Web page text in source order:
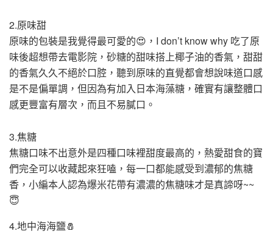
2.原味甜
原味的包裝是我覺得最可愛的😍，I don’t know why 吃了原
味後超想帶去電影院，砂糖的甜味搭上椰子油的香氣，甜甜
的香氣久久不絕於口腔，聽到原味的直覺都會想說味道口感
是不是偏單調，但因為有加入日本海藻糖，確實有讓整體口
感更豐富有層次，而且不易膩口。
3.焦糖
焦糖口味不出意外是四種口味裡甜度最高的，熱愛甜食的寶
們完全可以收藏起來狂嗑，每一口都能感受到濃郁的焦糖
香，小編本人認為爆米花帶有濃濃的焦糖味才是真諦呀~~
😇
4.地中海海鹽🧂